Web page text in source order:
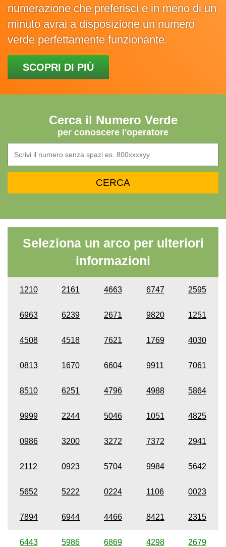
numerazione che preferisci e in meno di un
minuto avrai a disposizione un numero
verde perfettamente funzionante.
SCOPRI DI PIÙ
Cerca il Numero Verde
per conoscere l'operatore
Seleziona un arco per ulteriori
informazioni
1210 2161 4663 6747 2595
6963 6239 2671 9820 1251
4508 4518 7621 1769 4030
0813 1670 6604 9911 7061
8510 6251 4796 4988 5864
9999 2244 5046 1051 4825
0986 3200 3272 7372 2941
2112 0923 5704 9984 5642
5652 5222 0224 1106 0023
7894 6944 4466 8421 2315
6443 5986 6869 4298 2679